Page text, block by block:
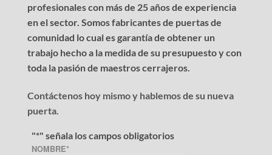
profesionales con más de 25 años de experiencia
en el sector. Somos fabricantes de puertas de
comunidad lo cual es garantía de obtener un
trabajo hecho a la medida de su presupuesto y con
toda la pasión de maestros cerrajeros.
Contáctenos hoy mismo y hablemos de su nueva
puerta.
"*" señala los campos obligatorios
NOMBRE*